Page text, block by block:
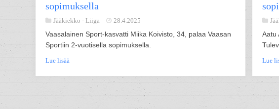
sopimuksella
Jääkiekko - Liiga 28.4.2025
Vaasalainen Sport-kasvatti Miika Koivisto, 34, palaa Vaasan
Sportiin 2-vuotisella sopimuksella.
Lue lisää
Aatu
Lue